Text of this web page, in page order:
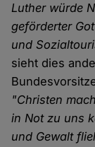
Luther würde
geförderter
und
sieht dies
"Christen
in Not zu uns
und Gewalt